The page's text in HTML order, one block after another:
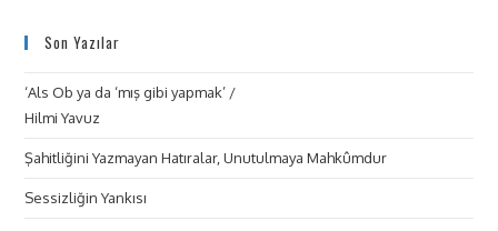
Son Yazılar
‘Als Ob ya da ‘mış gibi yapmak’ /
Hilmi Yavuz
Şahitliğini Yazmayan Hatıralar, Unutulmaya Mahkûmdur
Sessizliğin Yankısı